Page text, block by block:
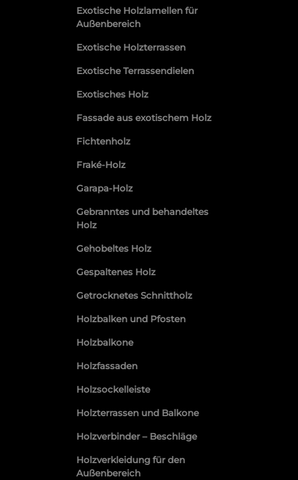
Exotische Holzlamellen für
Außenbereich
Exotische Holzterrassen
Exotische Terrassendielen
Exotisches Holz
Fassade aus exotischem Holz
Fichtenholz
Fraké-Holz
Garapa-Holz
Gebranntes und behandeltes
Holz
Gehobeltes Holz
Gespaltenes Holz
Getrocknetes Schnittholz
Holzbalken und Pfosten
Holzbalkone
Holzfassaden
Holzsockelleiste
Holzterrassen und Balkone
Holzverbinder – Beschläge
Holzverkleidung für den
Außenbereich